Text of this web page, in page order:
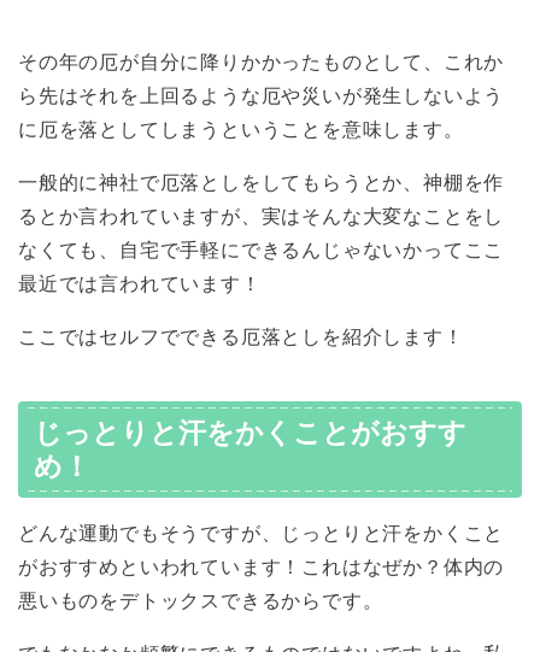
その年の厄が自分に降りかかったものとして、これか
ら先はそれを上回るような厄や災いが発生しないよう
に厄を落としてしまうということを意味します。
一般的に神社で厄落としをしてもらうとか、神棚を作
るとか言われていますが、実はそんな大変なことをし
なくても、自宅で手軽にできるんじゃないかってここ
最近では言われています！
ここではセルフでできる厄落としを紹介します！
じっとりと汗をかくことがおすす
め！
どんな運動でもそうですが、じっとりと汗をかくこと
がおすすめといわれています！これはなぜか？体内の
悪いものをデトックスできるからです。